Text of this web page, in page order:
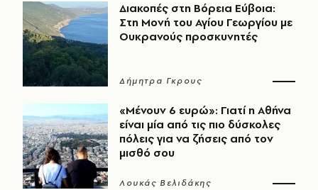
Διακοπές στη Βόρεια Εύβοια:
Στη Μονή του Αγίου Γεωργίου με
Ουκρανούς προσκυνητές
Δήμητρα Γκρους
«Μένουν 6 ευρώ»: Γιατί η Αθήνα
είναι μία από τις πιο δύσκολες
πόλεις για να ζήσεις από τον
μισθό σου
Λουκάς Βελιδάκης